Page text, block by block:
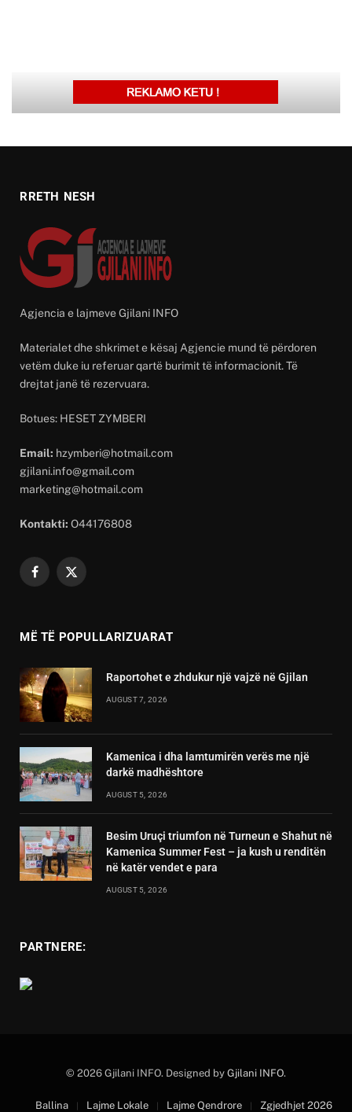
RRETH NESH
Agjencia e lajmeve Gjilani INFO
Materialet dhe shkrimet e kësaj Agjencie mund të përdoren
vetëm duke iu referuar qartë burimit të informacionit. Të
drejtat janë të rezervuara.
Botues: HESET ZYMBERI
Email: hzymberi@hotmail.com
gjilani.info@gmail.com
marketing@hotmail.com
Kontakti: O44176808
Facebook
X
MË TË POPULLARIZUARAT
Raportohet e zhdukur një vajzë në Gjilan
AUGUST 7, 2026
Kamenica i dha lamtumirën verës me një
darkë madhështore
AUGUST 5, 2026
Besim Uruçi triumfon në Turneun e Shahut në
Kamenica Summer Fest – ja kush u renditën
në katër vendet e para
AUGUST 5, 2026
PARTNERE:
© 2026 Gjilani INFO. Designed by Gjilani INFO.
Ballina Lajme Lokale Lajme Qendrore Zgjedhjet 2026